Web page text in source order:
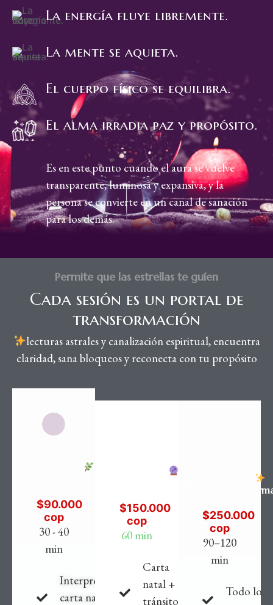
La energía fluye libremente.
La mente se aquieta.
El cuerpo físico se equilibra.
El alma irradia paz y propósito.
Es en este punto cuando el aura se vuelve
transparente, luminosa y expansiva, y la
persona se convierte en un canal de sanación
para los demás.
Permite que las estrellas te guíen
Cada sesión es un portal de
transformación
lecturas astrales y canalización espiritual, encuentra
claridad, sana bloqueos y reconecta con tu propósito
$90.000
cop
30 - 40
min
Interpretación
carta natal
$150.000
cop
60 min
Carta
natal +
tránsitos
$250.000
cop
90–120
min
Todo lo